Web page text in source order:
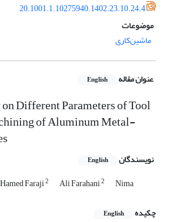
20.1001.1.10275940.1402.23.10.24.4
موضوعات
ماشین‌کاری
عنوان مقاله English
Different Parameters of Tool
of Aluminum Metal-
نویسندگان English
Hamed Faraji2 Ali Farahani2 Nima
چکیده English